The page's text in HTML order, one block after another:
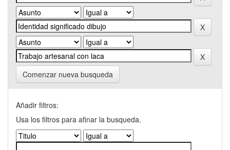
Comenzar nueva busqueda
Añadir filtros:
Usa los filtros para afinar la busqueda.